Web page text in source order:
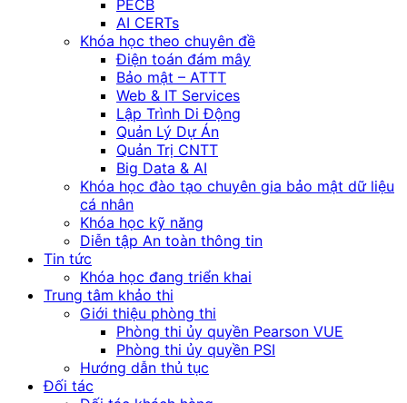
PECB
AI CERTs
Khóa học theo chuyên đề
Điện toán đám mây
Bảo mật – ATTT
Web & IT Services
Lập Trình Di Động
Quản Lý Dự Án
Quản Trị CNTT
Big Data & AI
Khóa học đào tạo chuyên gia bảo mật dữ liệu
cá nhân
Khóa học kỹ năng
Diễn tập An toàn thông tin
Tin tức
Khóa học đang triển khai
Trung tâm khảo thi
Giới thiệu phòng thi
Phòng thi ủy quyền Pearson VUE
Phòng thi ủy quyền PSI
Hướng dẫn thủ tục
Đối tác